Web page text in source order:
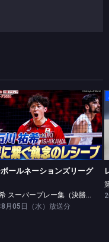
ーボールネーションズリーグ2026
石川祐希 スーパープレー集（決勝ラウンド）
ールネーションズリーグ
石川祐希 スーパープレー集（決勝ラウンド）
月05日（水）放送分